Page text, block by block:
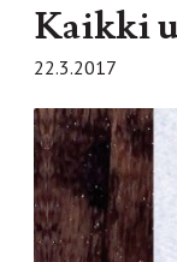
Kaikki
22.3.2017